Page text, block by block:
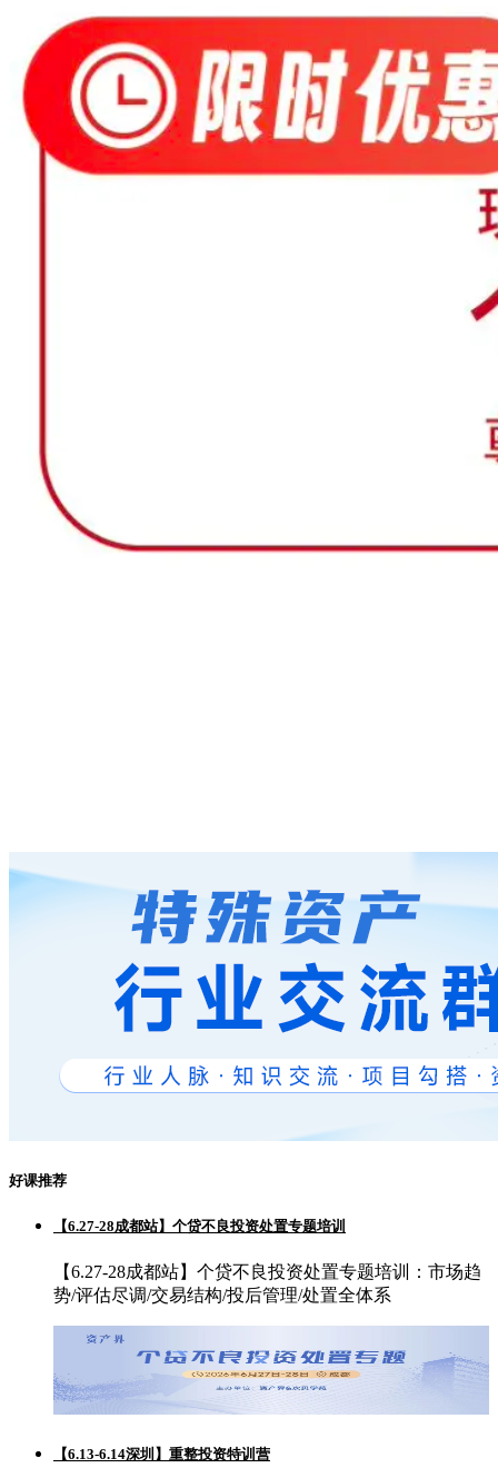
好课推荐
【6.27-28成都站】个贷不良投资处置专题培训
【6.27-28成都站】个贷不良投资处置专题培训：市场趋
势/评估尽调/交易结构/投后管理/处置全体系
【6.13-6.14深圳】重整投资特训营